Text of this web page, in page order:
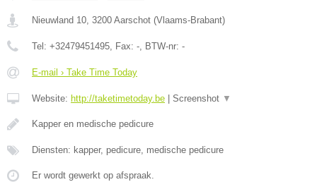
Nieuwland 10 3200 Aarschot (Vlaams-Brabant)
Tel: +32479451495 , Fax: - , BTW-nr: -
E-mail › Take Time Today
Website: http://taketimetoday.be | Screenshot ▼
Kapper en medische pedicure
Diensten: kapper, pedicure, medische pedicure
Er wordt gewerkt op afspraak.